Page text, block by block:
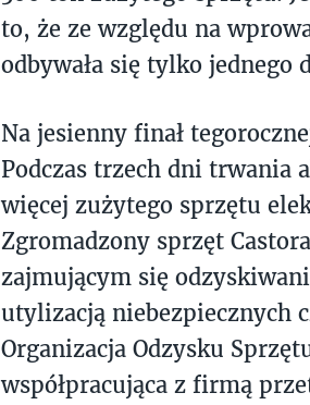
to, że ze względu na
odbywała się tylko jednego
Na jesienny finał
Podczas trzech dni trwania
więcej zużytego sprzętu
Zgromadzony sprzęt
zajmującym się
utylizacją niebezpiecznych
Organizacja Odzysku
współpracująca z firmą